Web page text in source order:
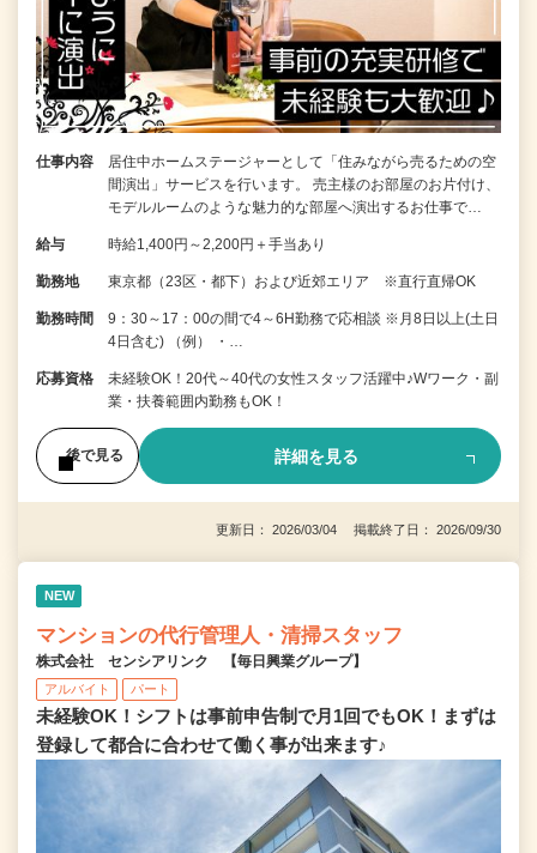
仕事内容
居住中ホームステージャーとして「住みながら売るための空
間演出」サービスを行います。 売主様のお部屋のお片付け、
モデルルームのような魅力的な部屋へ演出するお仕事で…
給与 時給1,400円～2,200円＋手当あり
勤務地 東京都（23区・都下）および近郊エリア ※直行直帰OK
勤務時間
9：30～17：00の間で4～6H勤務で応相談 ※月8日以上(土日
4日含む) （例） ・…
応募資格
未経験OK！20代～40代の女性スタッフ活躍中♪Wワーク・副
業・扶養範囲内勤務もOK！
後で見る 詳細を見る
更新日： 2026/03/04 掲載終了日： 2026/09/30
NEW
マンションの代行管理人・清掃スタッフ
株式会社 センシアリンク 【毎日興業グループ】
アルバイト パート
未経験OK！シフトは事前申告制で月1回でもOK！まずは
登録して都合に合わせて働く事が出来ます♪